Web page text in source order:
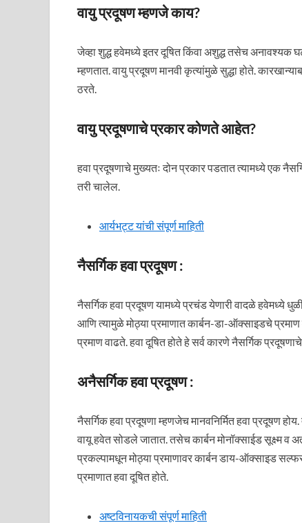
वायु प्रदूषण म्हणजे काय?
जेव्हा शुद्ध हवेमध्ये इतर दूषित किंवा अशुद्ध तसेच अनावश्यक
म्हणतात. वायु प्रदूषण मानवी कृत्यांमुळे सुद्धा होते.
ठरते.
वायु प्रदूषणाचे प्रकार कोणते आहेत?
हवा प्रदूषणाचे मुख्यतः दोन प्रकार पडतात त्यामध्ये एक
तरी चालेल.
आर्यभट्ट यांची संपूर्ण माहिती
नैसर्गिक हवा प्रदूषण :
नैसर्गिक हवा प्रदूषण यामध्ये प्रचंड येणारी वादळे हवेमध्ये
आणि त्यामुळे मोठ्या प्रमाणात कार्बन-डा-ऑक्साइडचे
प्रमाण वाढते. हवा दूषित होते हे सर्व कारणे नैसर्गिक
अनैसर्गिक हवा प्रदूषण :
नैसर्गिक हवा प्रदूषणा म्हणजेच मानवनिर्मित हवा प्रदूषण
वायू हवेत सोडले जातात. तसेच कार्बन मोनॉक्साईड सूक्ष्म व
प्रकल्पामधून मोठ्या प्रमाणावर कार्बन डाय-ऑक्साइड
प्रमाणात हवा दूषित होते.
अष्टविनायकची संपूर्ण माहिती